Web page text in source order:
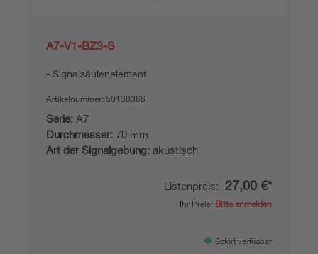
A7-V1-BZ3-S
Signalsäulenelement
Artikelnummer: 50138366
Serie: A7
Durchmesser: 70 mm
Art der Signalgebung: akustisch
Listenpreis: 27,00 €*
Ihr Preis: Bitte anmelden
Sofort verfügbar